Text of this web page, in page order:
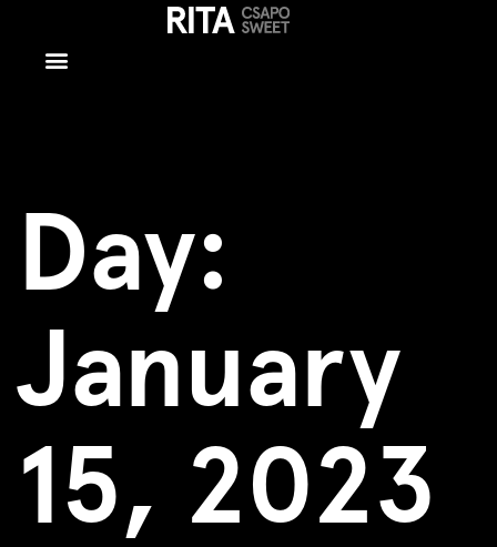
January 15,
Day:
January
15, 2023